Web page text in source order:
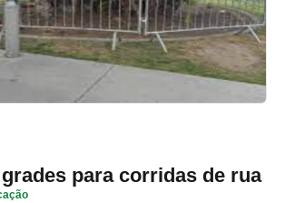
para corridas de rua